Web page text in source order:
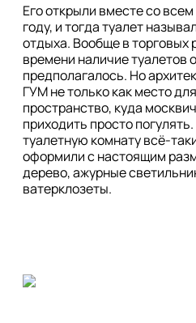
Его открыли вместе со
году, и тогда туалет
отдыха. Вообще в торговых
времени наличие туалетов
предполагалось. Но
ГУМ не только как место
пространство, куда
приходить просто
туалетную комнату всё-
оформили с настоящим
дерево, ажурные
ватерклозеты.